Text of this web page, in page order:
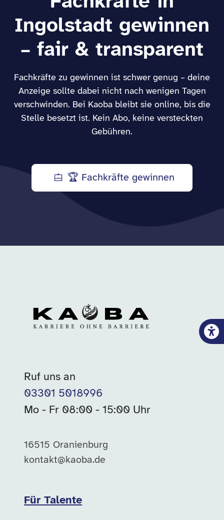
Ingolstadt gewinnen
– fair & transparent
Fachkräfte zu gewinnen ist schwer genug – deine
Anzeige sollte dabei nicht nach wenigen Tagen
verschwinden. Bei Kaoba bleibt sie online, bis die
Stelle besetzt ist. Kein Abo, keine versteckten
Gebühren.
🏆 Fachkräfte gewinnen
Ruf uns an
03301 5018996
Mo - Fr 08:00 - 15:00 Uhr
16515 Oranienburg
kontakt@kaoba.de
Für Talente